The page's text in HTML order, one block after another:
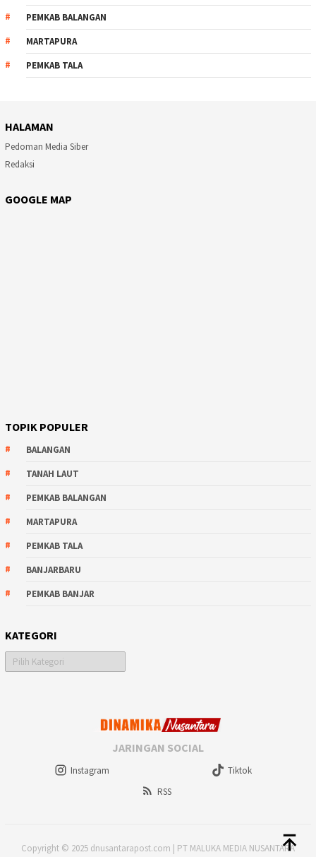
PEMKAB BALANGAN
MARTAPURA
PEMKAB TALA
HALAMAN
Pedoman Media Siber
Redaksi
GOOGLE MAP
TOPIK POPULER
BALANGAN
TANAH LAUT
PEMKAB BALANGAN
MARTAPURA
PEMKAB TALA
BANJARBARU
PEMKAB BANJAR
KATEGORI
Kategori
JARINGAN SOCIAL
Instagram
Tiktok
RSS
Copyright © 2025 dnusantarapost.com | PT MALUKA MEDIA NUSANTARA